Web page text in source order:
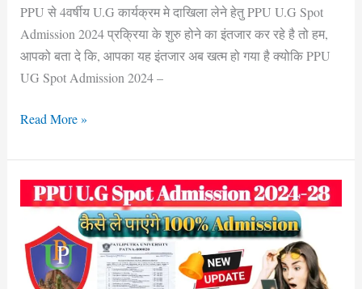
PPU से 4वर्षीय U.G कार्यक्रम मे दाखिला लेने हेतु PPU U.G Spot
Admission 2024 प्रक्रिया के शुरु होने का इंतजार कर रहे है तो हम,
आपको बता दे कि, आपका यह इंतजार अब खत्म हो गया है क्योकि PPU
UG Spot Admission 2024 –
Read More »
PPU
U.G
Spot
Admission
2024-